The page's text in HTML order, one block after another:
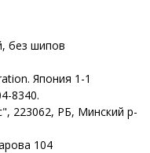
без шипов
Япония 1-1
8340.
223062, РБ, Минский р-
104